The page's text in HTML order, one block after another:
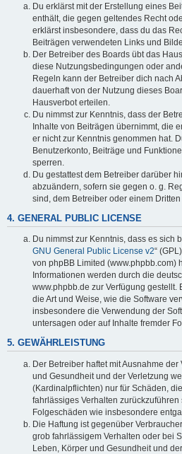
Du erklärst mit der Erstellung eines
enthält, die gegen geltendes Recht
erklärst insbesondere, dass du das
Beiträgen verwendeten Links und
Der Betreiber des Boards übt das
diese Nutzungsbedingungen oder
Regeln kann der Betreiber dich nach
dauerhaft von der Nutzung dieses
Hausverbot erteilen.
Du nimmst zur Kenntnis, dass der
Inhalte von Beiträgen übernimmt, die
er nicht zur Kenntnis genommen hat.
Benutzerkonto, Beiträge und
sperren.
Du gestattest dem Betreiber darüber
abzuändern, sofern sie gegen o. g.
sind, dem Betreiber oder einem
4. GENERAL PUBLIC LICENSE
Du nimmst zur Kenntnis, dass es sich
GNU General Public License v2“
von phpBB Limited (www.phpbb.com)
Informationen werden durch die
www.phpbb.de zur Verfügung
die Art und Weise, wie die Software
insbesondere die Verwendung der
untersagen oder auf Inhalte fremder
5. GEWÄHRLEISTUNG
Der Betreiber haftet mit Ausnahme
und Gesundheit und der Verletzung
(Kardinalpflichten) nur für Schäden,
fahrlässiges Verhalten
Folgeschäden wie insbesondere
Die Haftung ist gegenüber
grob fahrlässigem Verhalten oder bei
Leben, Körper und Gesundheit und